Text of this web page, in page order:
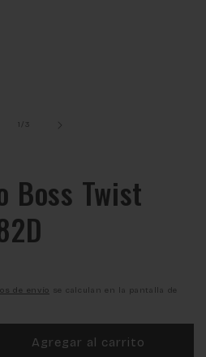
1 /de3
Boss Twist
de envío se calculan en la pantalla de
Agregar al carrito